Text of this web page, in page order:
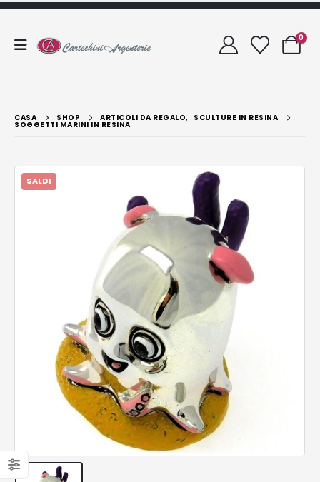
0
CASA SHOP ARTICOLI DA REGALO, SCULTURE IN RESINA
SOGGETTI MARINI IN RESINA
SALDI